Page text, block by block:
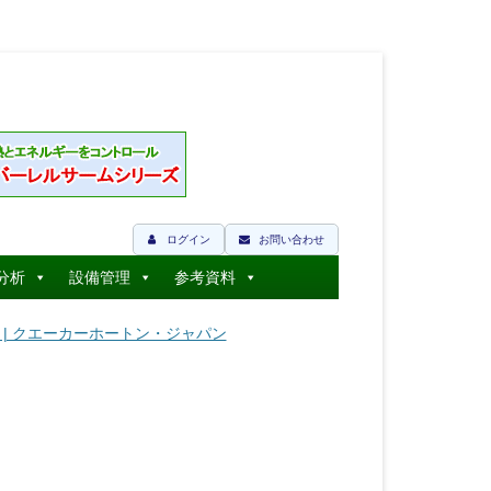
お問い合わせ
ログイン
析 設備管理 参考資料
クエーカーホートン・ジャパン